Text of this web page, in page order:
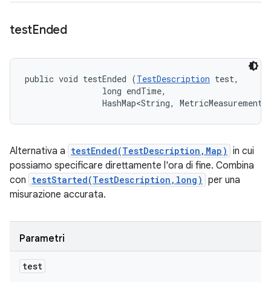
testEnded
public void testEnded (TestDescription test,
                long endTime,
HashMap<String,
Alternativa a testEnded(TestDescription,Map) in cui
possiamo specificare direttamente l'ora di fine. Combina
con testStarted(TestDescription,long) per una
misurazione accurata.
Parametri
test